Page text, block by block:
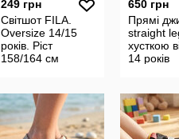
249 грн
Світшот FILA.
Oversize 14/15
років. Ріст
158/164 см
650 грн
Прямі
straight
хусткою
14 років